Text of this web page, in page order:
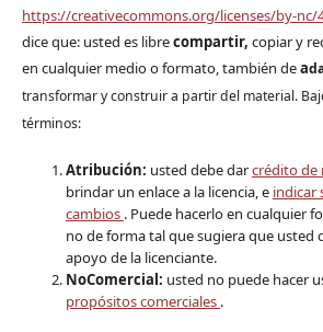
https://creativecommons.org/licenses/by-nc/
dice que: usted es librecompartir, copiar y
en cualquier medio o formato, también dea
transformar y construir a partir del material.
términos:
Atribución: usted debe darcrédito de
brindar un enlace a la licencia, e indicar
cambios . Puede hacerlo en cualquier
no de forma tal que sugiera que usted
apoyo de la licenciante.
NoComercial: usted no puede hacer
propósitos comerciales .